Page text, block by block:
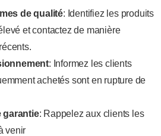
de qualité: Identifiez les produits
et contactez de manière
: Informez les clients
achetés sont en rupture de
garantie: Rappelez aux clients les
venir